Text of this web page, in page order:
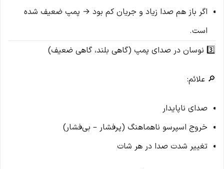
اگر باز هم صدا زیاد و جریان کم بود → پمپ ضعیف شده
است.
3️⃣ نوسان در صدای پمپ (گاهی بلند، گاهی ضعیف)
🔎 علائم:
صدای ناپایدار
خروج اسپرسو ناهماهنگ (پرفشار – بی‌فشار)
تغییر شدت صدا در هر شات